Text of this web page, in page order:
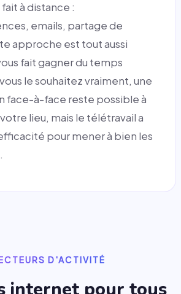
à distance :
emails, partage de
approche est tout aussi
fait gagner du temps
le souhaitez vraiment, une
face-à-face reste possible à
lieu, mais le télétravail a
pour mener à bien les
D'ACTIVITÉ